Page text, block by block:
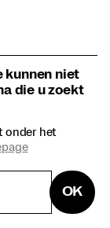
kunnen niet
die u zoekt
onder het
OK